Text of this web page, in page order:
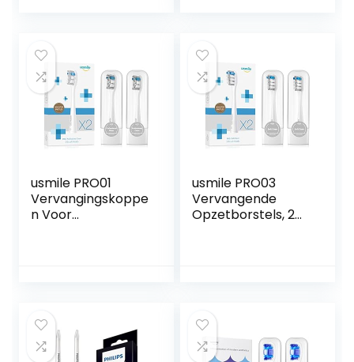
borstelhoofden
met Reisdekking,
Zwart
usmile PRO01
Vervangingskoppe
n Voor
opzetborstels Met
Reishoes, Grijs
usmile PRO03
Vervangende
Opzetborstels, 2